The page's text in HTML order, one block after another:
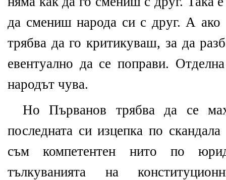
да смениш народа си с друг. А
трябва да го критикуваш, за да
евентуално да се поправи.
народът чува.
Но Първанов трябва да се
последната си изцепка по
съм компетентен нито по
тълкуванията на